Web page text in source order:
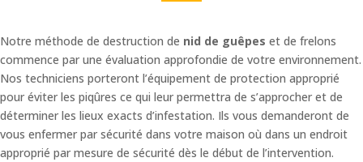
Notre méthode de destruction de nid de guêpes et de frelons
commence par une évaluation approfondie de votre environnement.
Nos techniciens porteront l’équipement de protection approprié
pour éviter les piqûres ce qui leur permettra de s’approcher et de
déterminer les lieux exacts d’infestation. Ils vous demanderont de
vous enfermer par sécurité dans votre maison où dans un endroit
approprié par mesure de sécurité dès le début de l’intervention.